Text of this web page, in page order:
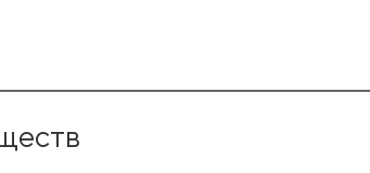
половине дня.
курс приёма можно повторить.